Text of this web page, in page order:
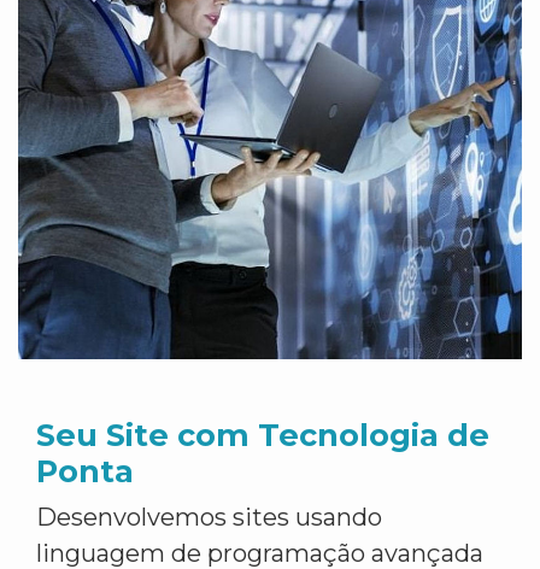
Seu Site com Tecnologia de
Ponta
Desenvolvemos sites usando
linguagem de programação avançada